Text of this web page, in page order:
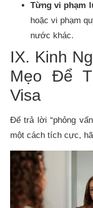
Từng vi phạm
hoặc vi phạm
nước khác.
IX. Kinh
Mẹo Để
Visa
Để trả lời “phỏng
một cách tích cực,